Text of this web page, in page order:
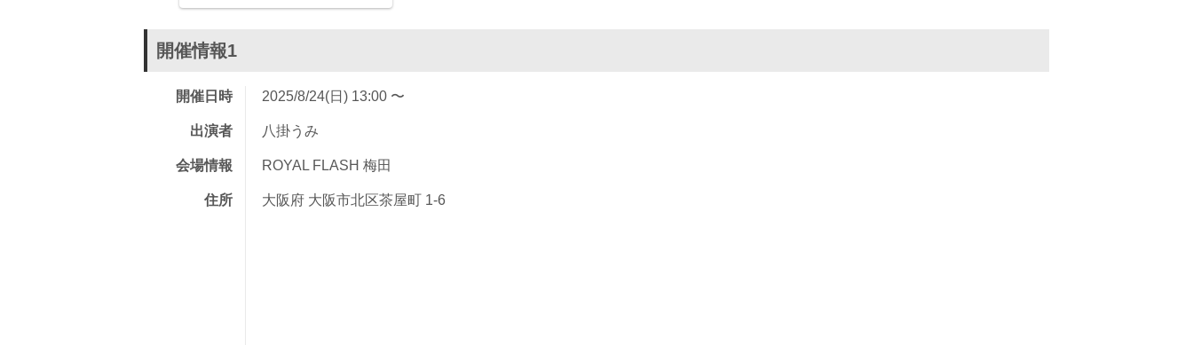
開催情報1
開催日時 2025/8/24(日) 13:00 〜
出演者 八掛うみ
会場情報 ROYAL FLASH 梅田
住所 大阪府 大阪市北区茶屋町 1-6